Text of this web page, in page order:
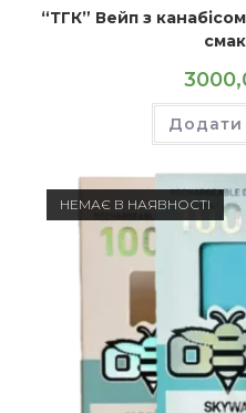
“ТГК” Вейп з
НЕМАЄ В НАЯВНОСТІ